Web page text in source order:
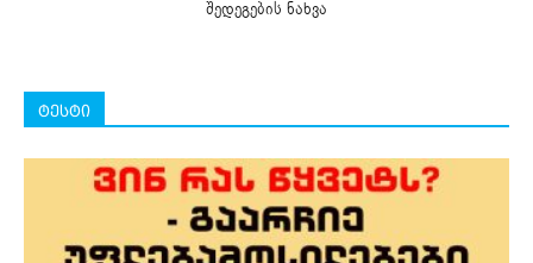
შედეგების ნახვა
ტესტი